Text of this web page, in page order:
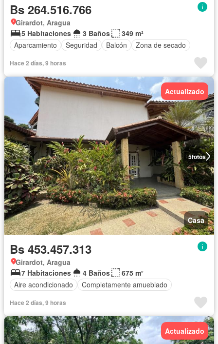
Bs 264.516.766
Girardot, Aragua
5 Habitaciones
3 Baños
349 m²
Aparcamiento
Seguridad Balcón Zona de secado
Hace 2 días, 9 horas
5fotos
Actualizado
Casa
Bs 453.457.313
Girardot, Aragua
7 Habitaciones
4 Baños
675 m²
Aire acondicionado
Completamente amueblado
Hace 2 días, 9 horas
Actualizado